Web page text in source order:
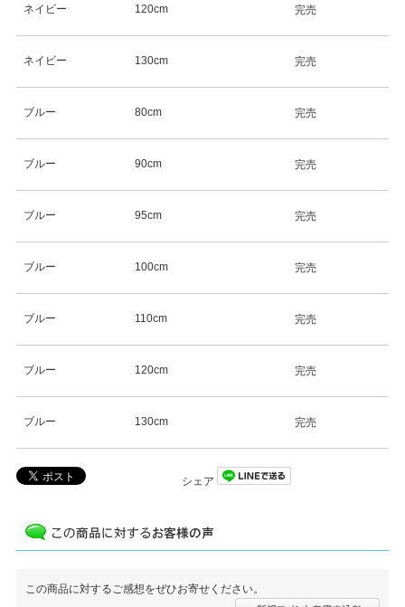
ネイビー 120cm 完売
ネイビー 130cm 完売
ブルー 80cm 完売
ブルー 90cm 完売
ブルー 95cm 完売
ブルー 100cm 完売
ブルー 110cm 完売
ブルー 120cm 完売
ブルー 130cm 完売
シェア
この商品に対するご感想をぜひお寄せください。